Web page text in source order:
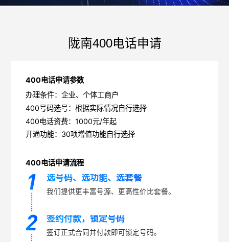
陇南400电话申请
400电话申请参数
办理条件：企业、个体工商户
400号码选号：根据实际情况自行选择
400电话资费：1000元/年起
开通功能：30项增值功能自行选择
400电话申请流程
选号码、选功能、选套餐
我们提供更丰富号源、更高性价比套餐。
签约付款，锁定号码
签订正式合同并付款即可锁定号码。